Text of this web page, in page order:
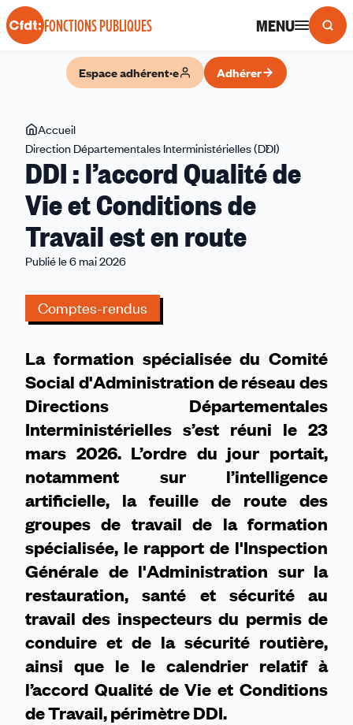
Panneau de gestion des cookies
FONCTIONS PUBLIQUES MENU
Espace adhérent·e Adhérer
Vous
êtes
ici
Accueil
Direction Départementales Interministérielles (DDI)
:
en
route
DDI : l’accord Qualité de
Vie et Conditions de
Travail est en route
Publié le 6 mai 2026
Comptes-rendus
La formation spécialisée du Comité
Social d'Administration de réseau des
Directions Départementales
Interministérielles s’est réuni le 23
mars 2026. L’ordre du jour portait,
notamment sur l’intelligence
artificielle, la feuille de route des
groupes de travail de la formation
spécialisée, le rapport de l'Inspection
Générale de l'Administration sur la
restauration, santé et sécurité au
travail des inspecteurs du permis de
conduire et de la sécurité routière,
ainsi que le le calendrier relatif à
l’accord Qualité de Vie et Conditions
de Travail, périmètre DDI.